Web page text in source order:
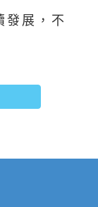
發展，不